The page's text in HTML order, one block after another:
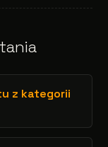
z kategorii